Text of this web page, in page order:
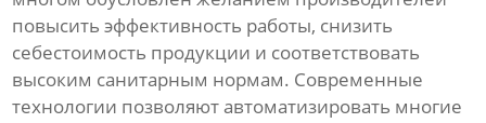
повысить эффективность работы, снизить
себестоимость продукции и соответствовать
высоким санитарным нормам. Современные
технологии позволяют автоматизировать многие